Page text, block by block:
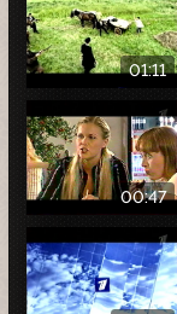
01:11
00:47